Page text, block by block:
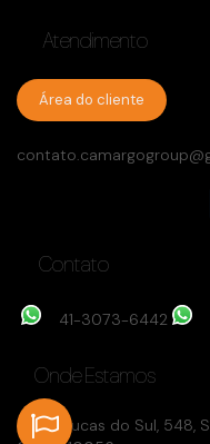
Atendimento
Área do cliente
Contato
41-3073-6442
Onde Estamos
Rua Tijucas do Sul, 548,